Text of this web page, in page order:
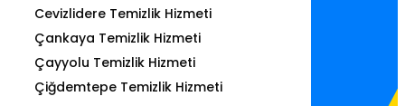
Cevizlidere Temizlik Hizmeti
Çankaya Temizlik Hizmeti
Çayyolu Temizlik Hizmeti
Çiğdemtepe Temizlik Hizmeti